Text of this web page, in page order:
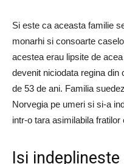
Si este ca aceasta familie
monarhi si consoarte
acestea erau lipsite de
devenit niciodata regina
de 53 de ani. Familia
Norvegia pe umeri si si-a
intr-o tara asimilabila fratilor
Isi